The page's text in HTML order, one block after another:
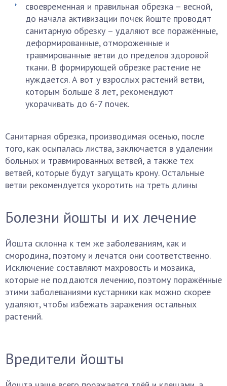
своевременная и правильная обрезка – весной,
до начала активизации почек йоште проводят
санитарную обрезку – удаляют все поражённые,
деформированные, отмороженные и
травмированные ветви до пределов здоровой
ткани. В формирующей обрезке растение не
нуждается. А вот у взрослых растений ветви,
которым больше 8 лет, рекомендуют
укорачивать до 6-7 почек.
Санитарная обрезка, производимая осенью, после
того, как осыпалась листва, заключается в удалении
больных и травмированных ветвей, а также тех
ветвей, которые будут загущать крону. Остальные
ветви рекомендуется укоротить на треть длины
Болезни йошты и их лечение
Йошта склонна к тем же заболеваниям, как и
смородина, поэтому и лечатся они соответственно.
Исключение составляют махровость и мозаика,
которые не поддаются лечению, поэтому поражённые
этими заболеваниями кустарники как можно скорее
удаляют, чтобы избежать заражения остальных
растений.
Вредители йошты